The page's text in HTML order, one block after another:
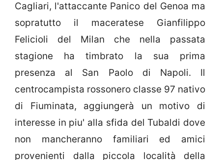
Cagliari, l'attaccante Panico del Genoa ma
sopratutto il maceratese Gianfilippo
Felicioli del Milan che nella passata
stagione ha timbrato la sua prima
presenza al San Paolo di Napoli. Il
centrocampista rossonero classe 97 nativo
di Fiuminata, aggiungerà un motivo di
interesse in piu' alla sfida del Tubaldi dove
non mancheranno familiari ed amici
provenienti dalla piccola località della